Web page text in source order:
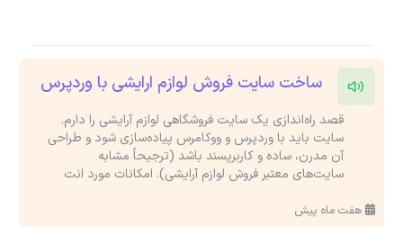
ساخت سایت فروش لوازم ارایشی با وردپرس
قصد راه‌اندازی یک سایت فروشگاهی لوازم آرایشی را دارم.
سایت باید با وردپرس و ووکامرس پیاده‌سازی شود و طراحی
آن مدرن، ساده و کاربرپسند باشد (ترجیحاً مشابه
سایت‌های معتبر فروش لوازم آرایشی). امکانات مورد انت
هفت ماه پیش